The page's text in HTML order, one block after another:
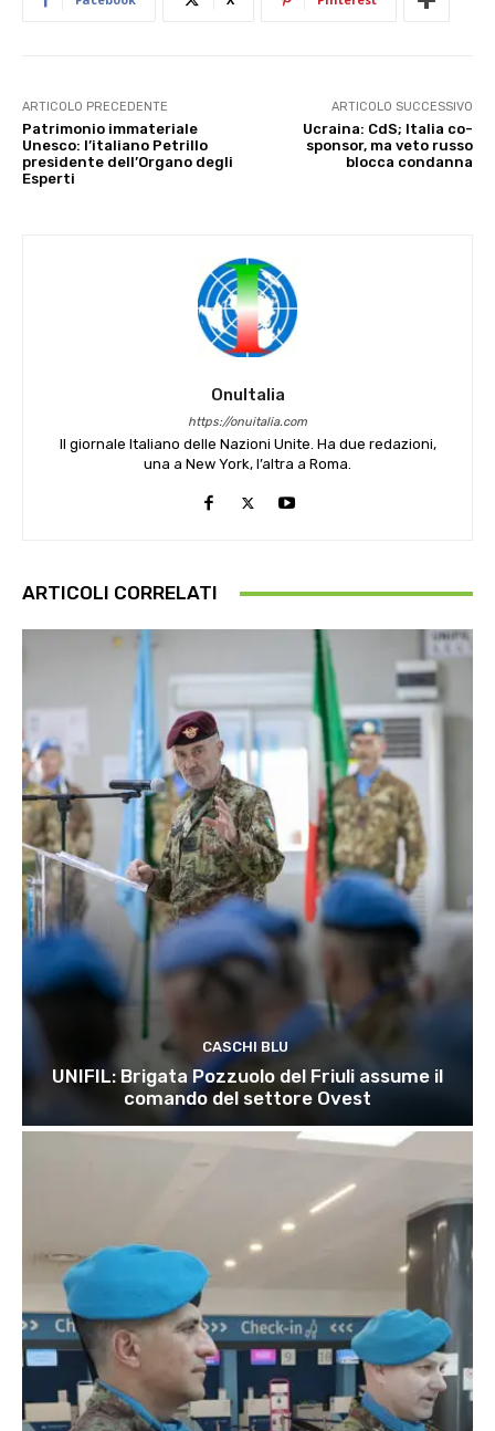
ARTICOLO PRECEDENTE
Patrimonio immateriale
Unesco: l’italiano Petrillo
presidente dell’Organo degli
Esperti
ARTICOLO SUCCESSIVO
Ucraina: CdS; Italia co-
sponsor, ma veto russo
blocca condanna
OnuItalia
https://onuitalia.com
Il giornale Italiano delle Nazioni Unite. Ha due redazioni,
una a New York, l’altra a Roma.
ARTICOLI CORRELATI
CASCHI BLU
UNIFIL: Brigata Pozzuolo del Friuli assume il
comando del settore Ovest